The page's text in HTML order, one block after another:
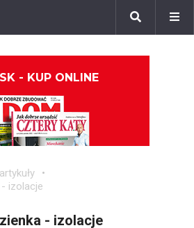
- KUP ONLINE
izolacje
- izolacje